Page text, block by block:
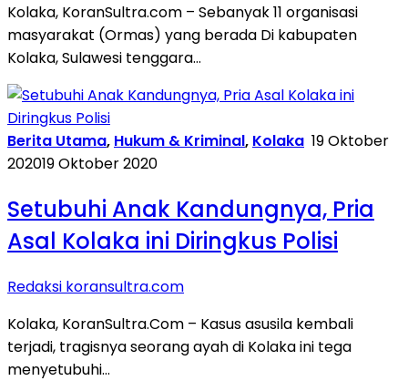
Kolaka, KoranSultra.com – Sebanyak 11 organisasi
masyarakat (Ormas) yang berada Di kabupaten
Kolaka, Sulawesi tenggara…
Berita Utama, Hukum & Kriminal, Kolaka 19 Oktober
202019 Oktober 2020
Setubuhi Anak Kandungnya, Pria
Asal Kolaka ini Diringkus Polisi
Redaksi koransultra.com
Kolaka, KoranSultra.Com – Kasus asusila kembali
terjadi, tragisnya seorang ayah di Kolaka ini tega
menyetubuhi…